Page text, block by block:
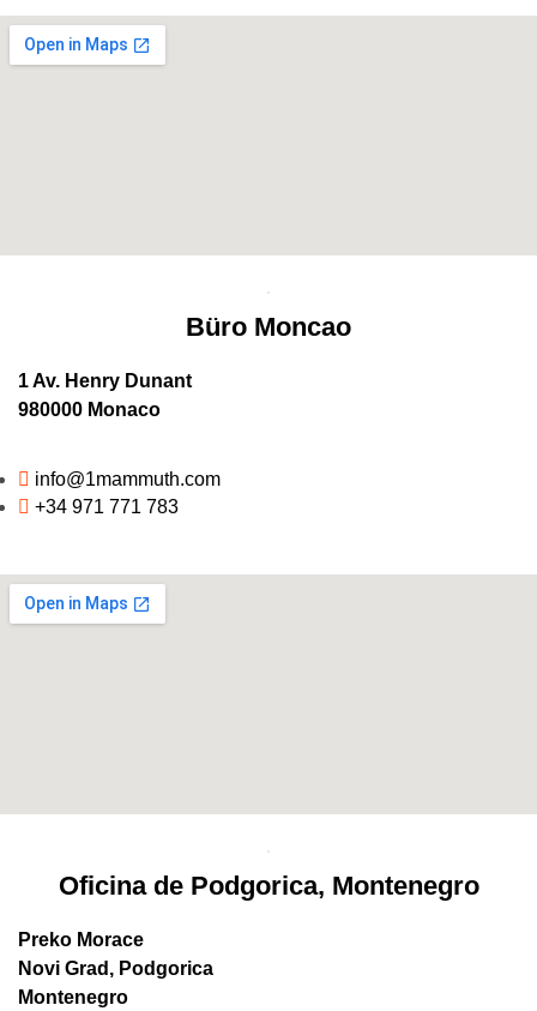
Büro Moncao
1 Av. Henry Dunant
980000 Monaco
info@1mammuth.com
+34 971 771 783
Oficina de Podgorica, Montenegro
Preko Morace
Novi Grad, Podgorica
Montenegro